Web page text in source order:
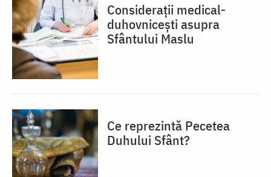
Considerații medical-
duhovnicești asupra
Sfântului Maslu
Ce reprezintă Pecetea
Duhului Sfânt?